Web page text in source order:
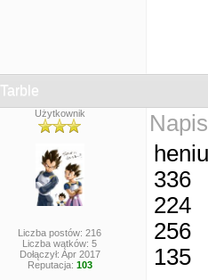
Tarble
Użytkownik
Liczba postów: 216
Liczba wątków: 5
Dołączył: Apr 2017
Reputacja: 103
336
224
256
135